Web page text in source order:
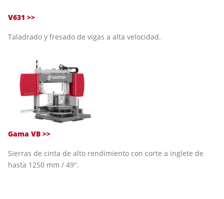
V631 >>
Taladrado y fresado de vigas a alta velocidad.
Gama VB >>
Sierras de cinta de alto rendimiento con corte a inglete de
hasta 1250 mm / 49".